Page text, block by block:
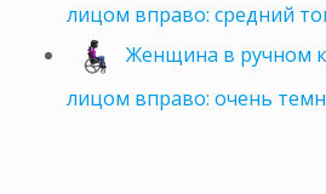
лицом вправо: средний
Женщина в ручном
лицом вправо: очень